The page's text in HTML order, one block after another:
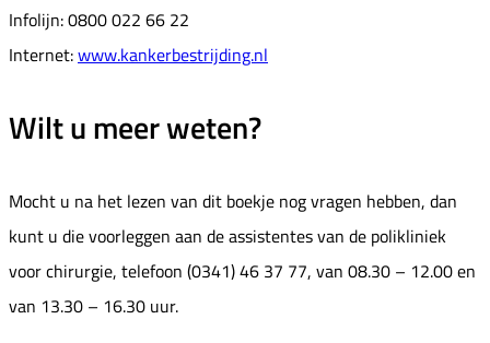
Infolijn: 0800 022 66 22
Internet:www.kankerbestrijding.nl
Wilt u meer weten?
Mocht u na het lezen van dit boekje nog vragen hebben, dan
kunt u die voorleggen aan de assistentes van de polikliniek
voor chirurgie, telefoon (0341) 46 37 77, van 08.30 – 12.00 en
van 13.30 – 16.30 uur.